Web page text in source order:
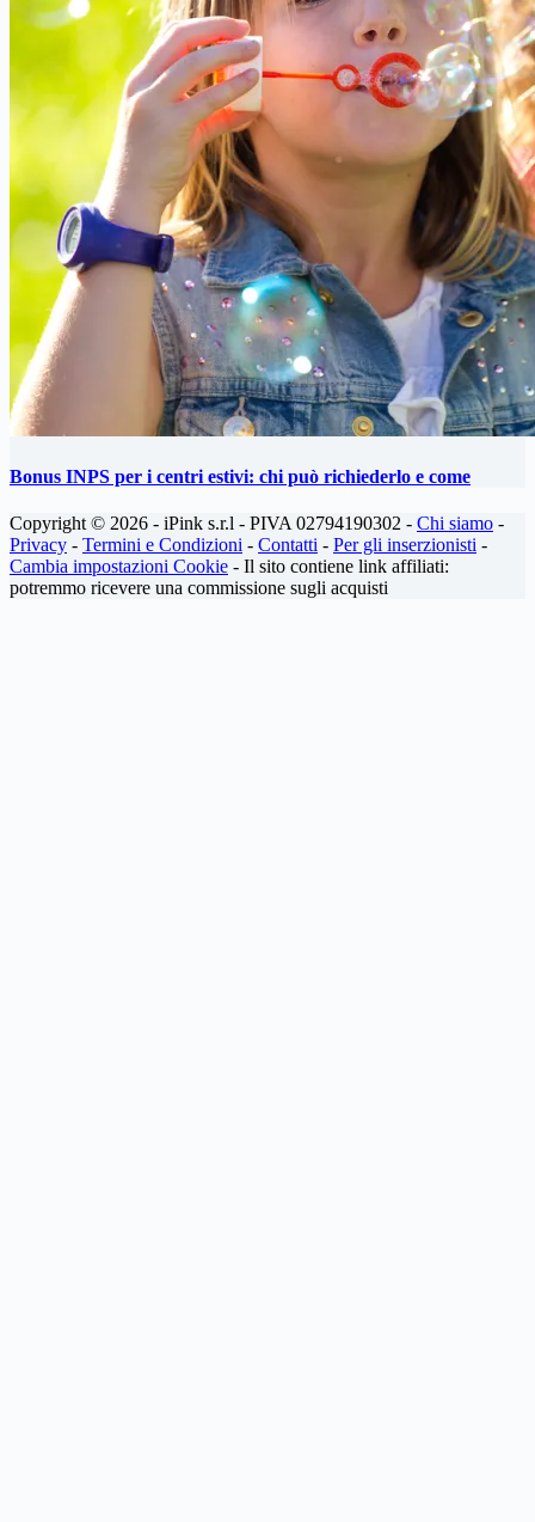
Bonus INPS per i centri estivi: chi può richiederlo e come
Copyright © 2026 - iPink s.r.l - PIVA 02794190302 - Chi siamo -
Privacy - Termini e Condizioni - Contatti - Per gli inserzionisti -
Cambia impostazioni Cookie - Il sito contiene link affiliati:
potremmo ricevere una commissione sugli acquisti